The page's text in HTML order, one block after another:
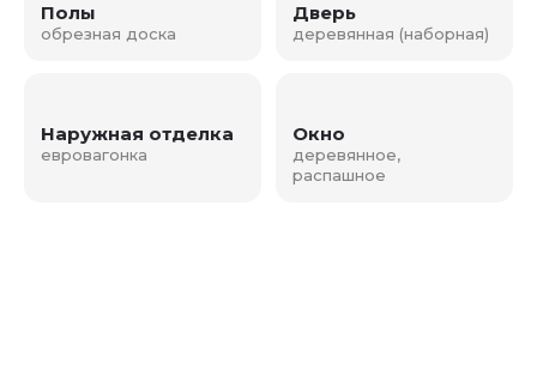
Полы
обрезная доска
Дверь
деревянная (наборная)
Наружная отделка
евровагонка
Окно
деревянное,
распашное